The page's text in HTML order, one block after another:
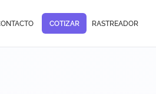
COTIZAR RASTREADOR